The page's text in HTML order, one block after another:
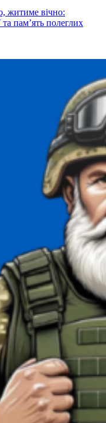
житиме вічно:
пам’ять полеглих